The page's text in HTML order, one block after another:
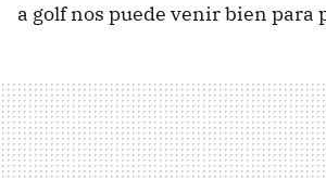
a golf nos puede venir bien para